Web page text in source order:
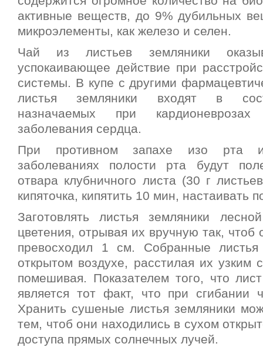
активные веществ, до 9% дубильных
микроэлементы, как железо и селен.
Чай из листьев земляники
успокаивающее действие при
системы. В купе с другими
листья земляники входят в
назначаемых при
заболевания сердца.
При противном запахе изо рта и
заболеваниях полости рта будут
отвара клубничного листа (30 г
кипяточка, кипятить 10 мин, настаивать
Заготовлять листья земляники
цветения, отрывая их вручную так, чтоб
превосходил 1 см. Собранные
открытом воздухе, расстилая их узким
помешивая. Показателем того, что
является тот факт, что при сгибании
Хранить сушеные листья земляники
тем, чтоб они находились в сухом
доступа прямых солнечных лучей.